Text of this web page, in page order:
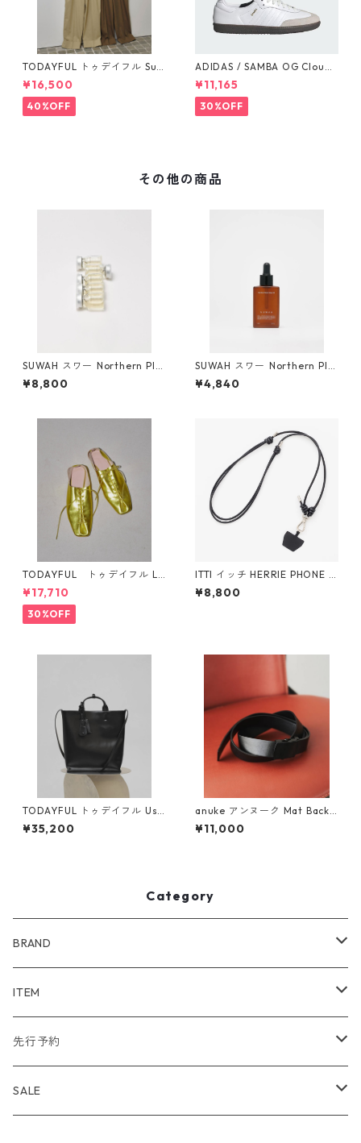
TODAYFUL トゥデイフル Sus
penders Highwaist Pants 12
510703
¥16,500
40%OFF
ADIDAS / SAMBA OG Cloud
White / Cloud White / Gum
(IE3439)
¥11,165
30%OFF
その他の商品
SUWAH スワー ️Northern Pla
cen Essence( Pure / Level 1
)
¥8,800
SUWAH スワー ️Northern Pla
cen Mayu Oil
¥4,840
TODAYFUL トゥデイフル La
ceup Leather Shoes 1232101
1
¥17,710
30%OFF
ITTI イッチ HERRIE PHONE S
TRING / STCOW(BLK)
¥8,800
TODAYFUL トゥデイフル Use
ful Leather Bag (L) 1262104
1 BLK
¥35,200
anuke アンヌーク Mat Backl
e Belt 62611001
¥11,000
Category
BRAND
WIND AND SEA
アウター
トップス
NAISSANCE
アウター
bal
ITEM
アウター
トップス
先行予約
TODAYFUL 2020 SUMMER
SALE